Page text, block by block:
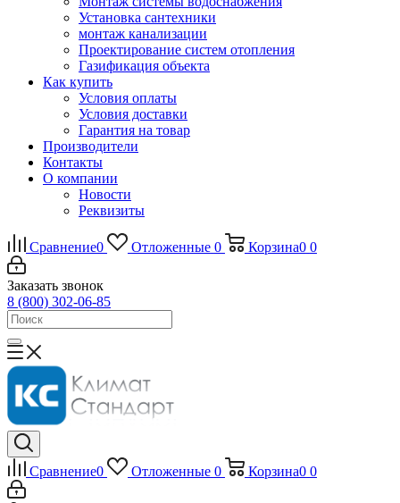
Установка сантехники
монтаж канализации
Проектирование систем отопления
Газификация объекта
Как купить
Условия оплаты
Условия доставки
Гарантия на товар
Производители
Контакты
О компании
Новости
Реквизиты
Сравнение0 Отложенные 0 Корзина0 0
Заказать звонок
8 (800) 302-06-85
Сравнение0 Отложенные 0 Корзина0 0